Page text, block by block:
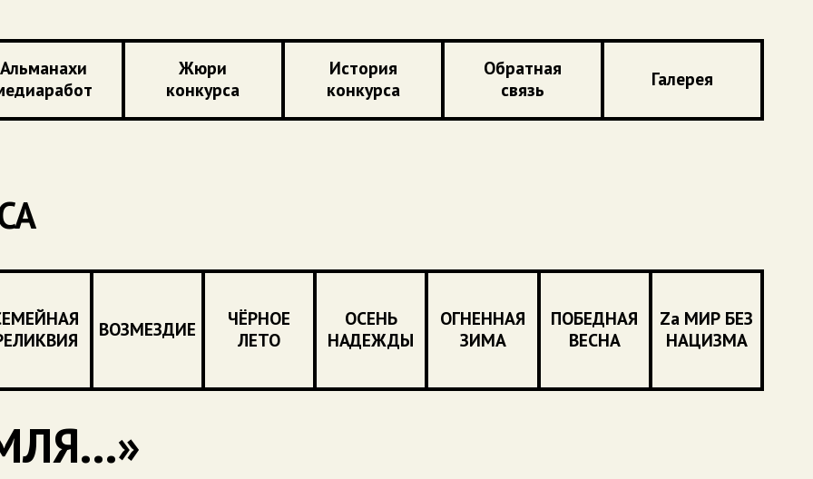
Альманахи
Жюри
конкурса
История
конкурса
Обратная
связь
Галерея
ВОЗМЕЗДИЕ
ЧЁРНОЕ
ЛЕТО
ОСЕНЬ
НАДЕЖДЫ
ОГНЕННАЯ
ЗИМА
ПОБЕДНАЯ
ВЕСНА
Zа МИР БЕЗ
НАЦИЗМА